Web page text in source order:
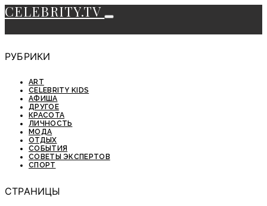
CELEBRITY.TV
РУБРИКИ
ART
CELEBRITY KIDS
АФИША
ДРУГОЕ
КРАСОТА
ЛИЧНОСТЬ
МОДА
ОТДЫХ
СОБЫТИЯ
СОВЕТЫ ЭКСПЕРТОВ
СПОРТ
СТРАНИЦЫ